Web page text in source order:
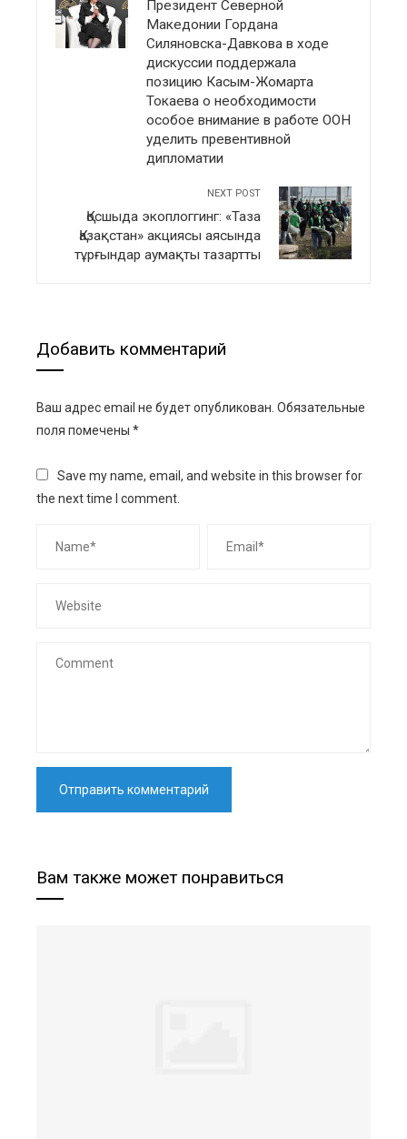
Президент Северной
Македонии Гордана
Силяновска-Давкова в ходе
дискуссии поддержала
позицию Касым-Жомарта
Токаева о необходимости
особое внимание в работе ООН
уделить превентивной
дипломатии
NEXT POST
Қосшыда экоплоггинг: «Таза
Қазақстан» акциясы аясында
тұрғындар аумақты тазартты
Добавить комментарий
Ваш адрес email не будет опубликован. Обязательные
поля помечены *
Save my name, email, and website in this browser for
the next time I comment.
Вам также может понравиться